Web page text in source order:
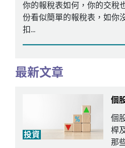
你的報稅表如何，你的交稅
份看似簡單的報稅表，如你
扣...
最新文章
投資
個
個
桿
那